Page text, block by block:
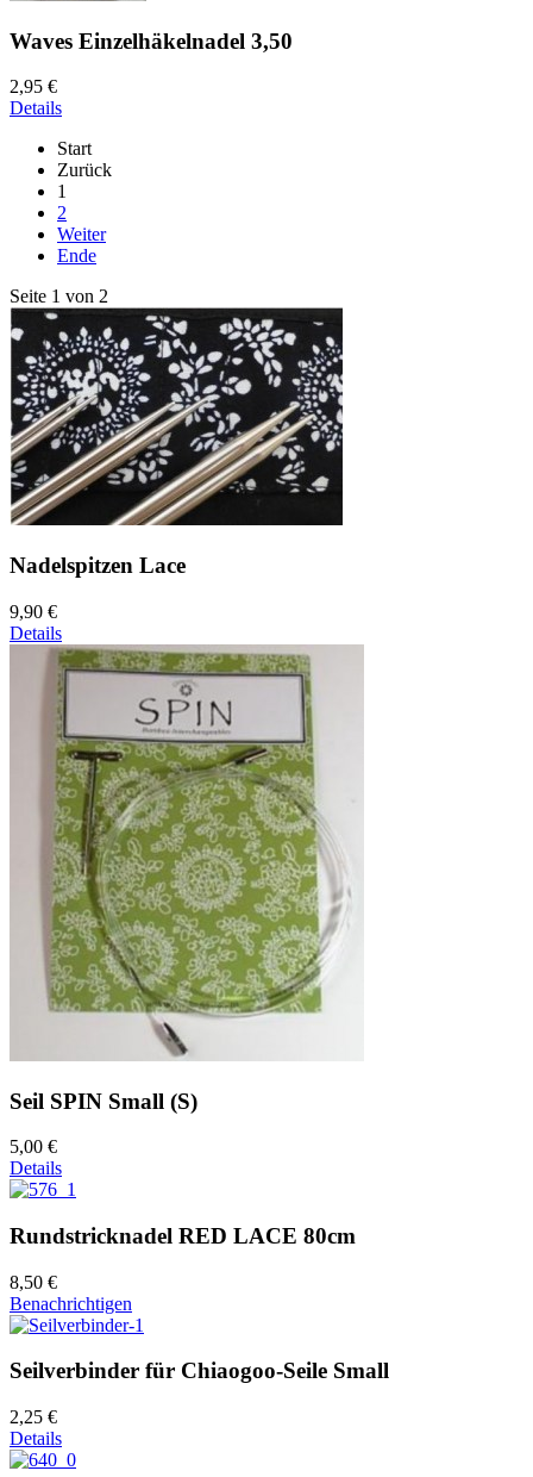
Waves Einzelhäkelnadel 3,50
2,95 €
Details
Start
Zurück
1
2
Weiter
Ende
Seite 1 von 2
Nadelspitzen Lace
9,90 €
Details
Seil SPIN Small (S)
5,00 €
Details
Rundstricknadel RED LACE 80cm
8,50 €
Benachrichtigen
Seilverbinder für Chiaogoo-Seile Small
2,25 €
Details